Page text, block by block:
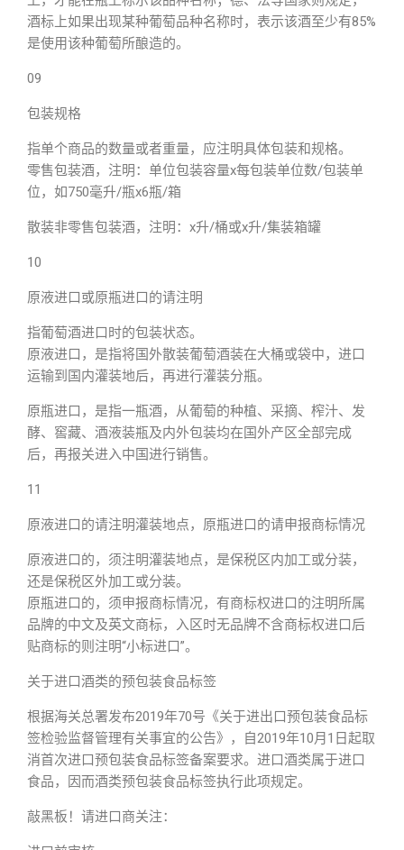
酒标上如果出现某种葡萄品种名称时，表示该酒至少有85%
是使用该种葡萄所酿造的。
09
包装规格
指单个商品的数量或者重量，应注明具体包装和规格。
零售包装酒，注明：单位包装容量x每包装单位数/包装单
位，如750毫升/瓶x6瓶/箱
散装非零售包装酒，注明：x升/桶或x升/集装箱罐
10
原液进口或原瓶进口的请注明
指葡萄酒进口时的包装状态。
原液进口，是指将国外散装葡萄酒装在大桶或袋中，进口
运输到国内灌装地后，再进行灌装分瓶。
原瓶进口，是指一瓶酒，从葡萄的种植、采摘、榨汁、发
酵、窖藏、酒液装瓶及内外包装均在国外产区全部完成
后，再报关进入中国进行销售。
11
原液进口的请注明灌装地点，原瓶进口的请申报商标情况
原液进口的，须注明灌装地点，是保税区内加工或分装，
还是保税区外加工或分装。
原瓶进口的，须申报商标情况，有商标权进口的注明所属
品牌的中文及英文商标，入区时无品牌不含商标权进口后
贴商标的则注明“小标进口”。
关于进口酒类的预包装食品标签
根据海关总署发布2019年70号《关于进出口预包装食品标
签检验监督管理有关事宜的公告》，自2019年10月1日起取
消首次进口预包装食品标签备案要求。进口酒类属于进口
食品，因而酒类预包装食品标签执行此项规定。
敲黑板！请进口商关注：